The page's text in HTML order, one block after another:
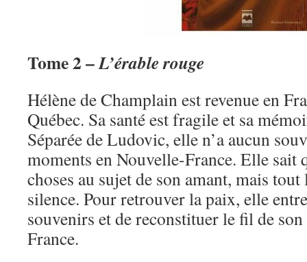
Tome 2 –L’érable rouge
Hélène de Champlain est revenue en
Québec. Sa santé est fragile et sa
Séparée de Ludovic, elle n’a aucun
moments en Nouvelle-France. Elle sait
choses au sujet de son amant, mais
silence. Pour retrouver la paix, elle
souvenirs et de reconstituer le fil de
France.